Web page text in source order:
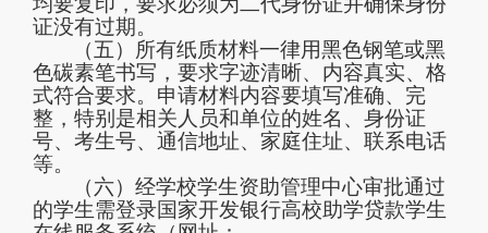
证没有过期。
（五）所有纸质材料一律用黑色钢笔或黑
色碳素笔书写，要求字迹清晰、内容真实、格
式符合要求。申请材料内容要填写准确、完
整，特别是相关人员和单位的姓名、身份证
号、考生号、通信地址、家庭住址、联系电话
等。
（六） 经学校学生资助管理中心审批通过
的学生需登录国家开发银行高校助学贷款学生